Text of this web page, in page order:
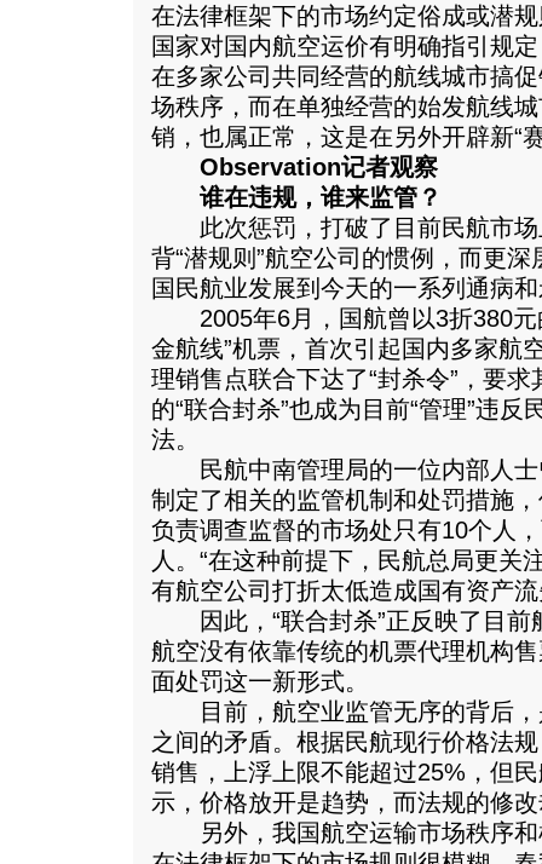
在法律框架下的市场约定俗成或潜
国家对国内航空运价有明确指引规
在多家公司共同经营的航线城市搞
场秩序，而在单独经营的始发航线
销，也属正常，这是在另外开辟新“
Observation记者观察
谁在违规，谁来监管？
此次惩罚，打破了目前民航市场
背“潜规则”航空公司的惯例，而更
国民航业发展到今天的一系列通病
2005年6月，国航曾以3折380元
金航线”机票，首次引起国内多家航
理销售点联合下达了“封杀令”，要
的“联合封杀”也成为目前“管理”违
法。
民航中南管理局的一位内部人士
制定了相关的监管机制和处罚措施
负责调查监督的市场处只有10个人
人。“在这种前提下，民航总局更关
有航空公司打折太低造成国有资产
因此，“联合封杀”正反映了目前
航空没有依靠传统的机票代理机构
面处罚这一新形式。
目前，航空业监管无序的背后，
之间的矛盾。根据民航现行价格法
销售，上浮上限不能超过25%，但
示，价格放开是趋势，而法规的修
另外，我国航空运输市场秩序和